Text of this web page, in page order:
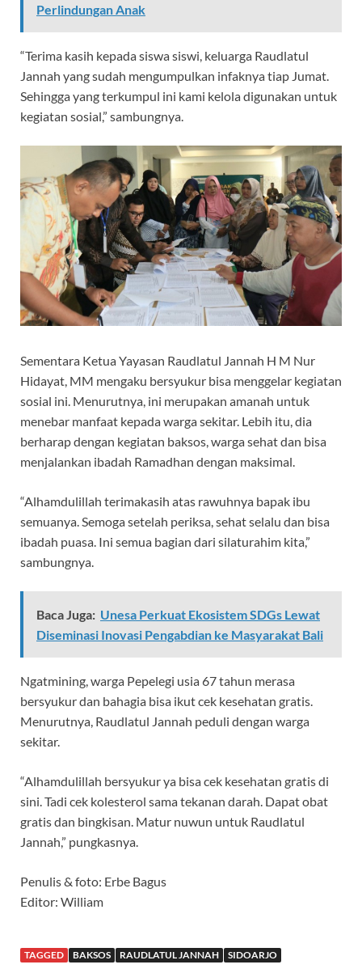
Perlindungan Anak
“Terima kasih kepada siswa siswi, keluarga Raudlatul
Jannah yang sudah mengumpulkan infaknya tiap Jumat.
Sehingga yang terkumpul ini kami kelola digunakan untuk
kegiatan sosial,” sambungnya.
Sementara Ketua Yayasan Raudlatul Jannah H M Nur
Hidayat, MM mengaku bersyukur bisa menggelar kegiatan
sosial ini. Menurutnya, ini merupakan amanah untuk
menebar manfaat kepada warga sekitar. Lebih itu, dia
berharap dengan kegiatan baksos, warga sehat dan bisa
menjalankan ibadah Ramadhan dengan maksimal.
“Alhamdulillah terimakasih atas rawuhnya bapak ibu
semuanya. Semoga setelah periksa, sehat selalu dan bisa
ibadah puasa. Ini semua bagian dari silaturahim kita,”
sambungnya.
Baca Juga: Unesa Perkuat Ekosistem SDGs Lewat
Diseminasi Inovasi Pengabdian ke Masyarakat Bali
Ngatmining, warga Pepelegi usia 67 tahun merasa
bersyukur dan bahagia bisa ikut cek kesehatan gratis.
Menurutnya, Raudlatul Jannah peduli dengan warga
sekitar.
“Alhamdulillah bersyukur ya bisa cek kesehatan gratis di
sini. Tadi cek kolesterol sama tekanan darah. Dapat obat
gratis dan bingkisan. Matur nuwun untuk Raudlatul
Jannah,” pungkasnya.
Penulis & foto: Erbe Bagus
Editor: William
TAGGED BAKSOS RAUDLATUL JANNAH SIDOARJO